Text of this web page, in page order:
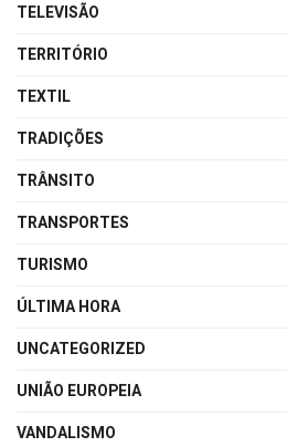
TELEVISÃO
TERRITÓRIO
TEXTIL
TRADIÇÕES
TRÂNSITO
TRANSPORTES
TURISMO
ÚLTIMA HORA
UNCATEGORIZED
UNIÃO EUROPEIA
VANDALISMO